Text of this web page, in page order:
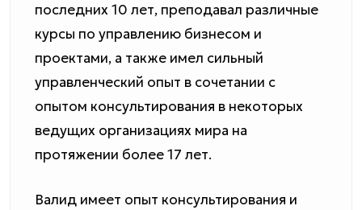
последних 10 лет, преподавал различные
курсы по управлению бизнесом и
проектами, а также имел сильный
управленческий опыт в сочетании с
опытом консультирования в некоторых
ведущих организациях мира на
протяжении более 17 лет.
Валид имеет опыт консультирования и